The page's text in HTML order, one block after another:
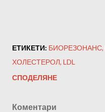
ЕТИКЕТИ: БИОРЕЗОНАНС
ХОЛЕСТЕРОЛ LDL
СПОДЕЛЯНЕ
Коментари